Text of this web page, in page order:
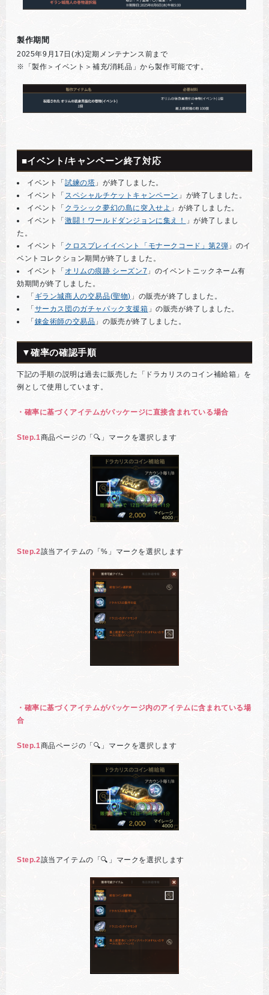
製作期間
2025年9月17日(水)定期メンテナンス前まで
※「製作＞イベント＞補充/消耗品」から製作可能です。
■イベント/キャンペーン終了対応
イベント「 試練の塔 」が終了しました。
イベント「 スペシャルチケットキャンペーン 」が終了しました。
イベント「 クラシック夢幻の島に突入せよ 」が終了しました。
イベント「 激闘！ワールドダンジョンに集え！
」が終了しまし
た。
イベント「 クロスプレイイベント「モナークコード」第2弾 」のイ
ベントコレクション期間が終了しました。
イベント「 オリムの痕跡 シーズン7 」のイベントニックネーム有
効期間が終了しました。
「 ギラン城商人の交易品(聖物) 」の販売が終了しました。
「 サーカス団のガチャパック支援箱 」の販売が終了しました。
「 錬金術師の交易品 」の販売が終了しました。
▼確率の確認手順
下記の手順の説明は過去に販売した「ドラカリスのコイン補給箱」を
例として使用しています。
・確率に基づくアイテムがパッケージに直接含まれている場合
Step.1商品ページの「🔍」マークを選択します
Step.2該当アイテムの「%」マークを選択します
・確率に基づくアイテムがパッケージ内のアイテムに含まれている場
合
Step.1商品ページの「🔍」マークを選択します
Step.2該当アイテムの「🔍」マークを選択します